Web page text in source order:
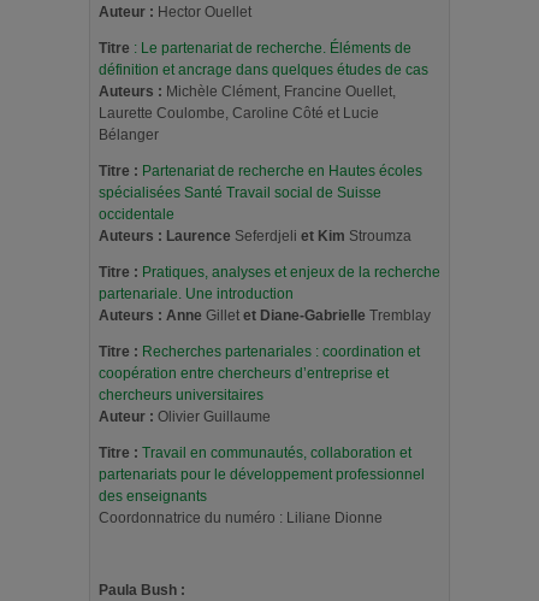
Auteur : Hector Ouellet
Titre : Le partenariat de recherche. Éléments de
définition et ancrage dans quelques études de cas
Auteurs : Michèle Clément, Francine Ouellet,
Laurette Coulombe, Caroline Côté et Lucie
Bélanger
Titre : Partenariat de recherche en Hautes écoles
spécialisées Santé Travail social de Suisse
occidentale
Auteurs : Laurence Seferdjeli et Kim Stroumza
Titre : Pratiques, analyses et enjeux de la recherche
partenariale. Une introduction
Auteurs : Anne Gillet et Diane-Gabrielle Tremblay
Titre : Recherches partenariales : coordination et
coopération entre chercheurs d’entreprise et
chercheurs universitaires
Auteur : Olivier Guillaume
Titre : Travail en communautés, collaboration et
partenariats pour le développement professionnel
des enseignants
Coordonnatrice du numéro : Liliane Dionne
Paula Bush :